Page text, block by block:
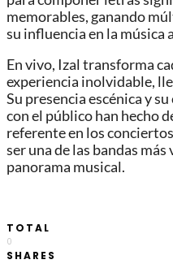
memorables, ganando
su influencia en la música
En vivo, Izal transforma
experiencia inolvidable,
Su presencia escénica y
con el público han hecho
referente en los
ser una de las bandas
panorama musical.
TOTAL
0
SHARES